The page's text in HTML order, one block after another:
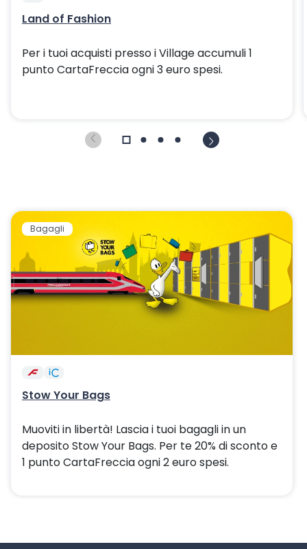
Land of Fashion
Per i tuoi acquisti presso i Village accumuli 1
punto CartaFreccia ogni 3 euro spesi.
Bagagli
Stow Your Bags
Muoviti in libertà! Lascia i tuoi bagagli in un
deposito Stow Your Bags. Per te 20% di sconto e
1 punto CartaFreccia ogni 2 euro spesi.